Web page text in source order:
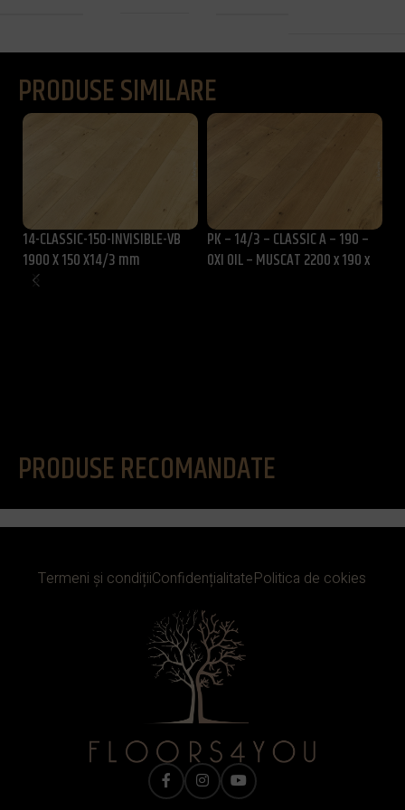
PRODUSE SIMILARE
14-CLASSIC-150-INVISIBLE-VB
1900 X 150 X14/3 mm
PK – 14/3 – CLASSIC A – 190 –
OXI OIL – MUSCAT 2200 x 190 x
PRODUSE RECOMANDATE
Termeni și condițiiConfidențialitatePolitica de cokies